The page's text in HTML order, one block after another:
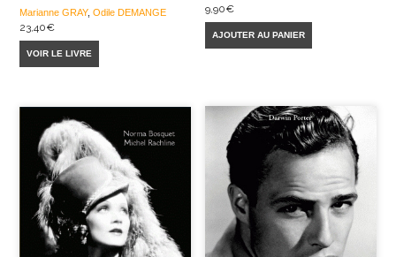
Marianne GRAY,Odile DEMANGE
23,40€
VOIR LE LIVRE
9,90€
AJOUTER AU PANIER